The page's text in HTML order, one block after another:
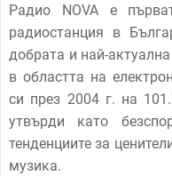
Радио NOVA е
радиостанция в
добрата и най-
в областта на
си през 2004 г. на
утвърди като
тенденциите за
музика.